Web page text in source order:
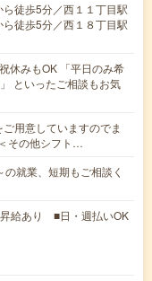
徒歩5分／西１１丁目駅
徒歩5分／西１８丁目駅
休みもOK 「平日のみ希
といったご相談もお気
用意していますのでま
その他シフト…
就業、短期もご相談く
給あり ■日・週払いOK